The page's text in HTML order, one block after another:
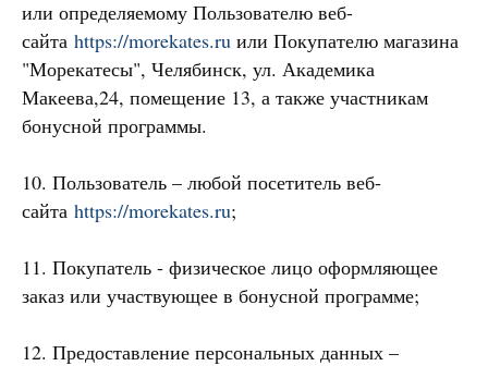
или определяемому Пользователю веб-
сайта https://morekates.ru или Покупателю магазина
"Морекатесы", Челябинск, ул. Академика
Макеева,24, помещение 13, а также участникам
бонусной программы.
10. Пользователь – любой посетитель веб-
сайта https://morekates.ru;
11. Покупатель - физическое лицо оформляющее
заказ или участвующее в бонусной программе;
12. Предоставление персональных данных –